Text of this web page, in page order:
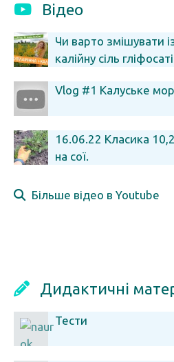
Відео
Чи варто змішувати
калійну сіль
Vlog #1 Калуське
16.06.22 Класика
на сої.
Більше відео в Youtube
Дидактичні
Тести